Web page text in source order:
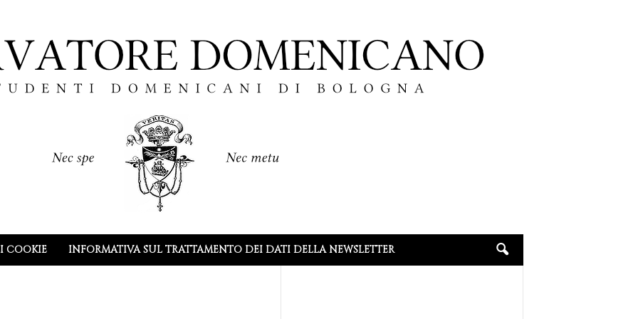
COOKIE INFORMATIVA SUL TRATTAMENTO DEI DATI DELLA NEWSLETTER